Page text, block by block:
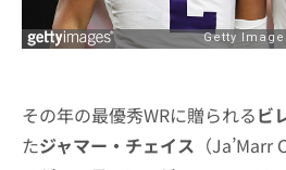
その年の最優秀WRに贈られるビ
たジャマー・チェイス （